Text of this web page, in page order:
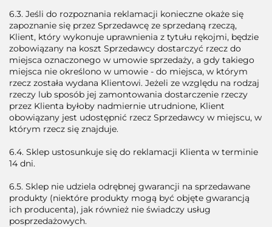
6.3. Jeśli do rozpoznania reklamacji konieczne okaże się
zapoznanie się przez Sprzedawcę ze sprzedaną rzeczą,
Klient, który wykonuje uprawnienia z tytułu rękojmi, będzie
zobowiązany na koszt Sprzedawcy dostarczyć rzecz do
miejsca oznaczonego w umowie sprzedaży, a gdy takiego
miejsca nie określono w umowie - do miejsca, w którym
rzecz została wydana Klientowi. Jeżeli ze względu na rodzaj
rzeczy lub sposób jej zamontowania dostarczenie rzeczy
przez Klienta byłoby nadmiernie utrudnione, Klient
obowiązany jest udostępnić rzecz Sprzedawcy w miejscu, w
którym rzecz się znajduje.
6.4. Sklep ustosunkuje się do reklamacji Klienta w terminie
14 dni.
6.5. Sklep nie udziela odrębnej gwarancji na sprzedawane
produkty (niektóre produkty mogą być objęte gwarancją
ich producenta), jak również nie świadczy usług
posprzedażowych.